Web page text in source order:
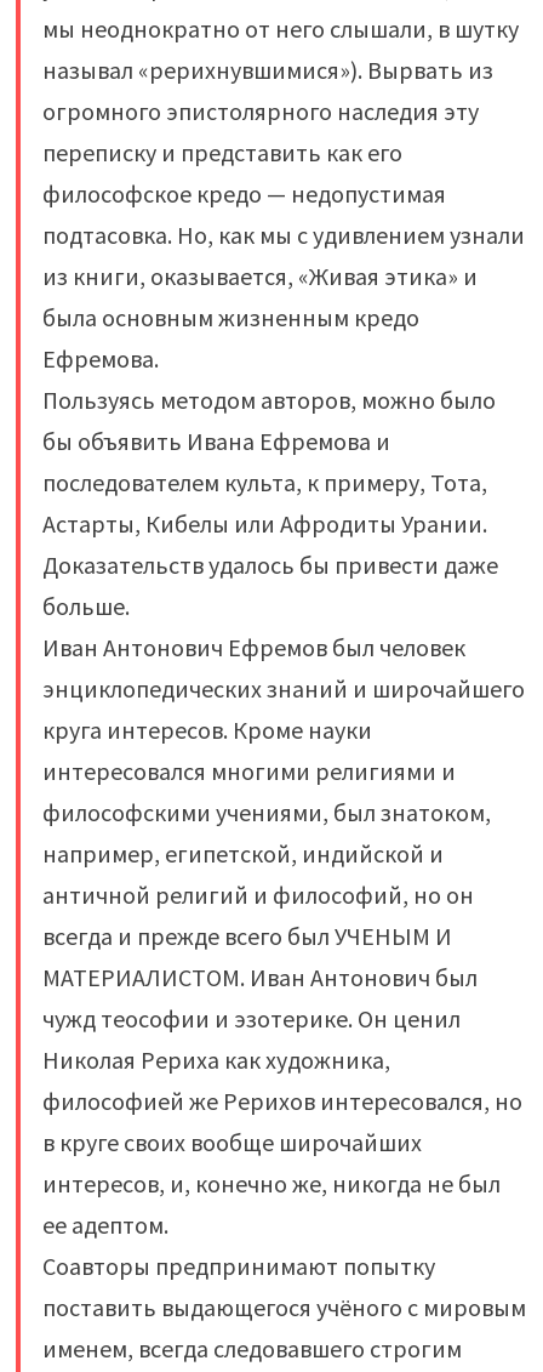
мы неоднократно от него слышали, в шутку
называл «рерихнувшимися»). Вырвать из
огромного эпистолярного наследия эту
переписку и представить как его
философское кредо — недопустимая
подтасовка. Но, как мы с удивлением узнали
из книги, оказывается, «Живая этика» и
была основным жизненным кредо
Ефремова.
Пользуясь методом авторов, можно было
бы объявить Ивана Ефремова и
последователем культа, к примеру, Тота,
Астарты, Кибелы или Афродиты Урании.
Доказательств удалось бы привести даже
больше.
Иван Антонович Ефремов был человек
энциклопедических знаний и широчайшего
круга интересов. Кроме науки
интересовался многими религиями и
философскими учениями, был знатоком,
например, египетской, индийской и
античной религий и философий, но он
всегда и прежде всего был УЧЕНЫМ И
МАТЕРИАЛИСТОМ. Иван Антонович был
чужд теософии и эзотерике. Он ценил
Николая Рериха как художника,
философией же Рерихов интересовался, но
в круге своих вообще широчайших
интересов, и, конечно же, никогда не был
ее адептом.
Соавторы предпринимают попытку
поставить выдающегося учёного с мировым
именем, всегда следовавшего строгим